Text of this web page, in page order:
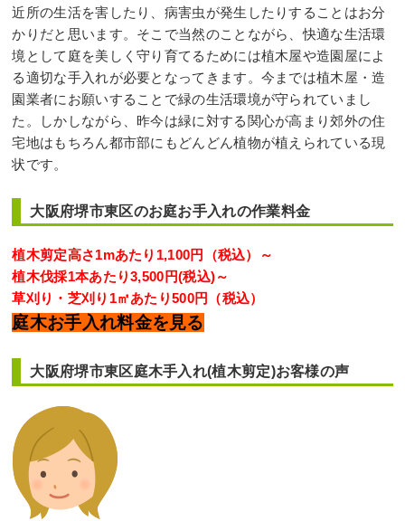
近所の生活を害したり、病害虫が発生したりすることはお分
かりだと思います。そこで当然のことながら、快適な生活環
境として庭を美しく守り育てるためには植木屋や造園屋によ
る適切な手入れが必要となってきます。今までは植木屋・造
園業者にお願いすることで緑の生活環境が守られていまし
た。しかしながら、昨今は緑に対する関心が高まり郊外の住
宅地はもちろん都市部にもどんどん植物が植えられている現
状です。
大阪府堺市東区のお庭お手入れの作業料金
植木剪定高さ1mあたり1,100円（税込）～
植木伐採1本あたり3,500円(税込)～
草刈り・芝刈り1㎡あたり500円（税込）
庭木お手入れ料金を見る
大阪府堺市東区庭木手入れ(植木剪定)お客様の声